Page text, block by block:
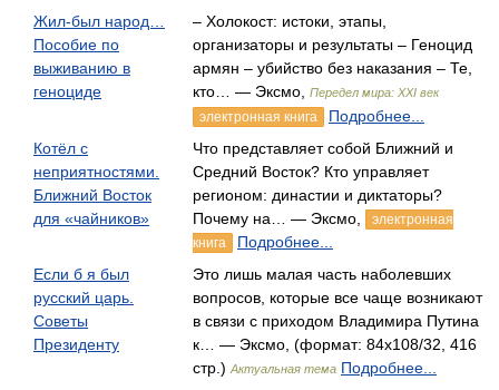
Жил-был народ…
Пособие по
выживанию в
геноциде
– Холокост: истоки, этапы,
организаторы и результаты – Геноцид
армян – убийство без наказания – Те,
кто… — Эксмо,
Передел мира: XXI век
электронная книга
Подробнее...
Котёл с
неприятностями.
Ближний Восток
для «чайников»
Что представляет собой Ближний и
Средний Восток? Кто управляет
регионом: династии и диктаторы?
Почему на… — Эксмо,
электронная
книга
Подробнее...
Если б я был
русский царь.
Советы
Президенту
Это лишь малая часть наболевших
вопросов, которые все чаще возникают
в связи с приходом Владимира Путина
к… — Эксмо, (формат: 84x108/32, 416
стр.) Актуальная тема Подробнее...